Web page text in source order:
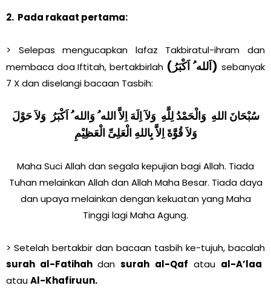
2. Pada rakaat pertama:
> Selepas mengucapkan lafaz Takbiratul-ihram dan
membaca doa Iftitah, bertakbirlah
(اَلله ُ اَكْبَرُ) sebanyak
7 X dan diselangi bacaan Tasbih:
سُبْحَانَ اللهِ وَالْحَمْدُ لِلَّهِ وَلآ اِلَهَ اِلاَّ الله ُ وَالله ُ اَكْبَرُ وَلاَ حَوْلَ
وَلاَ قُوَّةَ اِلاَّ بِاللهِ الْعَلِىِّ الْعَظِيْمِ
Maha Suci Allah dan segala kepujian bagi Allah. Tiada
Tuhan melainkan Allah dan Allah Maha Besar. Tiada daya
dan upaya melainkan dengan kekuatan yang Maha
Tinggi lagi Maha Agung.
> Setelah bertakbir dan bacaan tasbih ke-tujuh, bacalah
surah al-Fatihahdansurah al-Qaf atau al-A’laa
atauAl-Khafiruun.